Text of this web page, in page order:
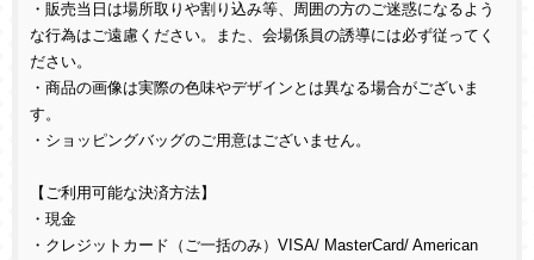
・販売当日は場所取りや割り込み等、周囲の方のご迷惑になるよう
な行為はご遠慮ください。また、会場係員の誘導には必ず従ってく
ださい。
・商品の画像は実際の色味やデザインとは異なる場合がございま
す。
・ショッピングバッグのご用意はございません。
【ご利用可能な決済方法】
・現金
・クレジットカード（ご一括のみ）VISA/ MasterCard/ American